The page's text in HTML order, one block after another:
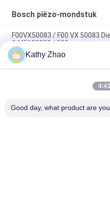
Bosch piëzo-mondstuk
F00VX50083 / F00 VX 50083
0445120302 / 303
F00VX50038 / F00 VX 50038
0445120104 / 0445120207 /
F00VX40056 / F00 VX 40056
Kathy Zhao
Good day, what product are